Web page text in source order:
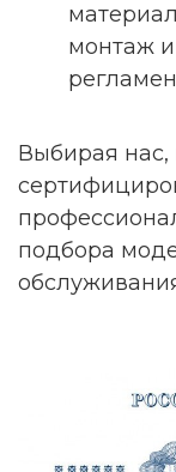
монтаж
Выбирая нас,
подбора